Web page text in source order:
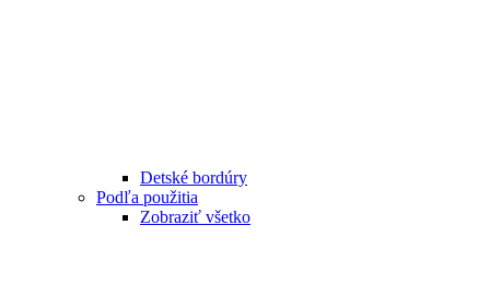
Detské bordúry
Podľa použitia
Zobraziť všetko